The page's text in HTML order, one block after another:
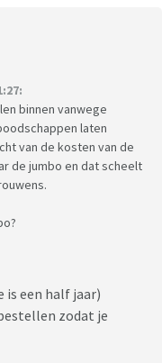
binnen vanwege
laten
van de kosten van de
de jumbo en dat scheelt
is een half jaar)
zodat je